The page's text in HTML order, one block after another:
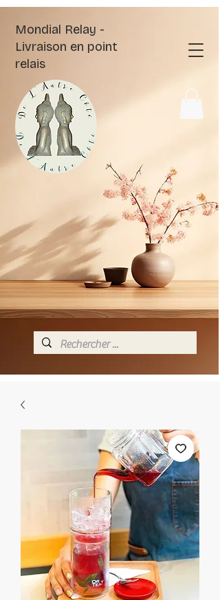
Mondial Relay -
Livraison en point
relais